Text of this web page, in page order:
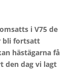
i V75 de
bli fortsatt
hästägarna få
den dag vi lagt